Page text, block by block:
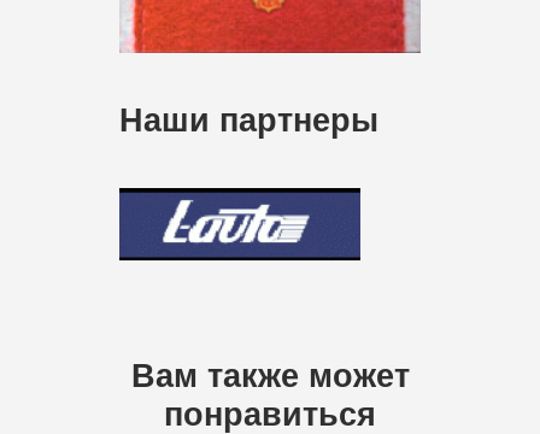
Наши партнеры
Вам также может
понравиться